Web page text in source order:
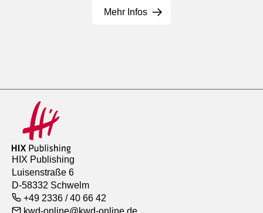
Mehr Infos
HIX Publishing
Luisenstraße 6
D-58332 Schwelm
+49 2336 / 40 66 42
kwd-online@kwd-online.de